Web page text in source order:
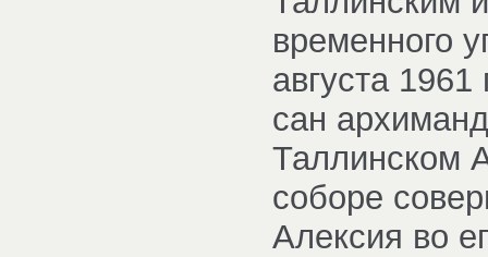
временного
августа
сан
Таллинском
соборе
Алексия во